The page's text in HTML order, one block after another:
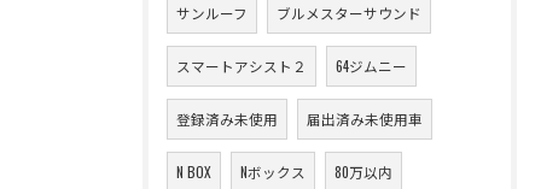
サンルーフ ブルメスターサウンド
スマートアシスト２ 64ジムニー
登録済み未使用 届出済み未使用車
N BOX Nボックス 80万以内